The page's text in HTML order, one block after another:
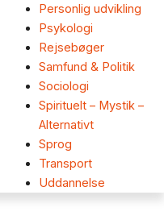
Personlig udvikling
Psykologi
Rejsebøger
Samfund & Politik
Sociologi
Spirituelt – Mystik –
Alternativt
Sprog
Transport
Uddannelse